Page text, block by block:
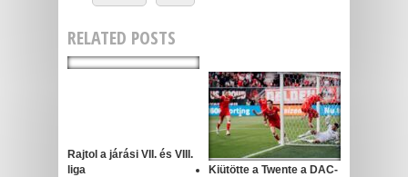
RELATED POSTS
Rajtol a járási VII. és VIII.
liga
Kiütötte a Twente a DAC-